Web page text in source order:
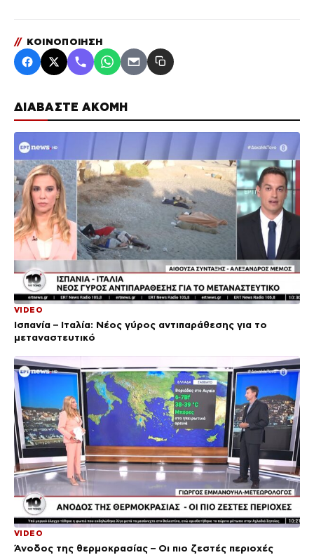
ΔΙΑΒΑΣΤΕ ΑΚΟΜΗ
VIDEO
Ισπανία – Ιταλία: Νέος γύρος αντιπαράθεσης για το
μεταναστευτικό
VIDEO
Άνοδος της θερμοκρασίας – Οι πιο ζεστές περιοχές
// ΚΟΙΝΟΠΟΙΗΣΗ